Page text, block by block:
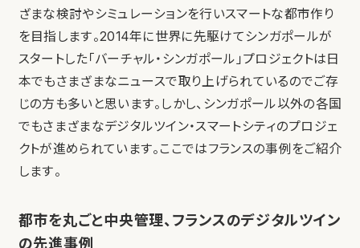
ざまな検討やシミュレーションを行いスマートな都市作り
を目指します。2014年に世界に先駆けてシンガポールが
スタートした「バーチャル・シンガポール」プロジェクトは日
本でもさまざまなニュースで取り上げられているのでご存
じの方も多いと思います。しかし、シンガポール以外の各国
でもさまざまなデジタルツイン・スマートシティのプロジェ
クトが進められています。ここではフランスの事例をご紹介
します。
都市を丸ごと中央管理、フランスのデジタルツイン
の先進事例